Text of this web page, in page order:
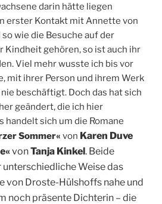
darin hätte liegen
erster Kontakt mit Annette von
wie die Besuche auf der
Kindheit gehören, so ist auch ihr
Viel mehr wusste ich bis vor
mit ihrer Person und ihrem Werk
beschäftigt. Doch das hat sich
geändert, die ich hier
handelt sich um die Romane
Sommer« von Karen Duve
vonTanja Kinkel. Beide
unterschiedliche Weise das
von Droste-Hülshoffs nahe und
noch präsente Dichterin – die